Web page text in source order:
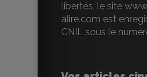
libertés, le site
alire.com est
CNIL sous le